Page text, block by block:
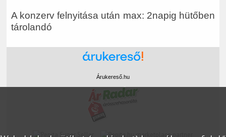
A konzerv felnyitása után max: 2napig hütőben
tárolandó
Árukereső.hu
marketplace partner